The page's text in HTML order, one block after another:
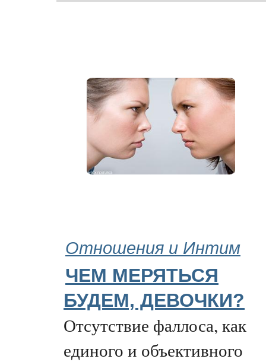
Отношения и Интим
ЧЕМ МЕРЯТЬСЯ
БУДЕМ, ДЕВОЧКИ?
Отсутствие фаллоса, как
единого и объективного